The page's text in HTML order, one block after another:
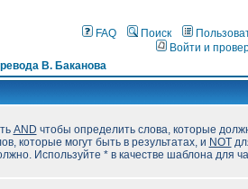
FAQ Поиск
Войти и
В. Баканова
AND чтобы определить слова, которые
которые могут быть в результатах, и NOT
Используйте * в качестве шаблона для